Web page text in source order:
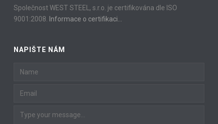
Společnost WEST STEEL, s.r.o. je certifikována dle ISO
9001:2008. Informace o certifikaci…
NAPIŠTE NÁM